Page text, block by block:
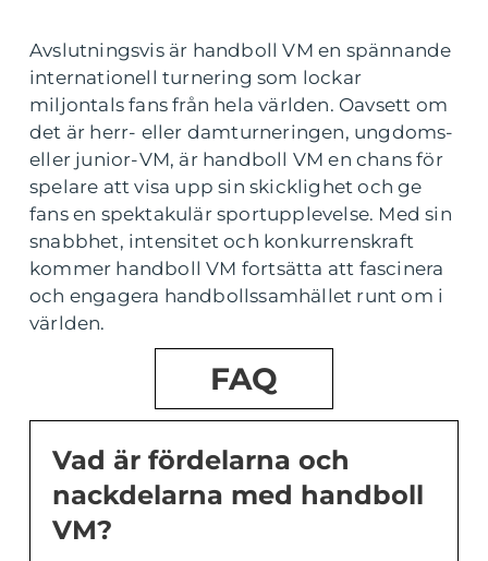
Avslutningsvis är handboll VM en spännande
internationell turnering som lockar
miljontals fans från hela världen. Oavsett om
det är herr- eller damturneringen, ungdoms-
eller junior-VM, är handboll VM en chans för
spelare att visa upp sin skicklighet och ge
fans en spektakulär sportupplevelse. Med sin
snabbhet, intensitet och konkurrenskraft
kommer handboll VM fortsätta att fascinera
och engagera handbollssamhället runt om i
världen.
FAQ
Vad är fördelarna och
nackdelarna med handboll
VM?